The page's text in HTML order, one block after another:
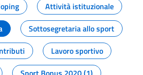
Attività istituzionale
Sottosegretaria allo sport
Lavoro sportivo